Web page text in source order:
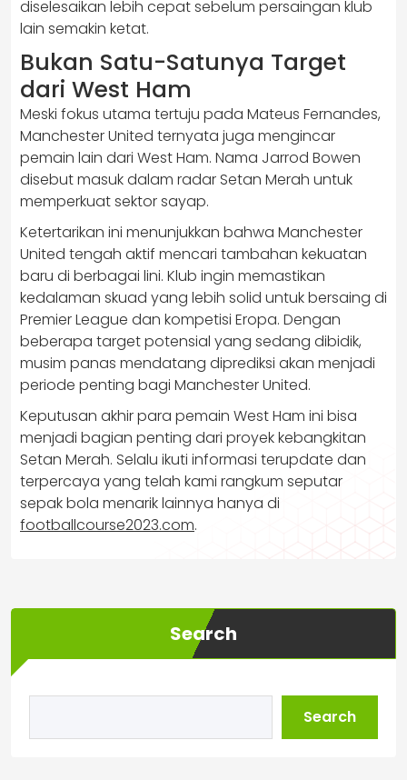
diselesaikan lebih cepat sebelum persaingan klub
lain semakin ketat.
Bukan Satu-Satunya Target
dari West Ham
Meski fokus utama tertuju pada Mateus Fernandes,
Manchester United ternyata juga mengincar
pemain lain dari West Ham. Nama Jarrod Bowen
disebut masuk dalam radar Setan Merah untuk
memperkuat sektor sayap.
Ketertarikan ini menunjukkan bahwa Manchester
United tengah aktif mencari tambahan kekuatan
baru di berbagai lini. Klub ingin memastikan
kedalaman skuad yang lebih solid untuk bersaing di
Premier League dan kompetisi Eropa. Dengan
beberapa target potensial yang sedang dibidik,
musim panas mendatang diprediksi akan menjadi
periode penting bagi Manchester United.
Keputusan akhir para pemain West Ham ini bisa
menjadi bagian penting dari proyek kebangkitan
Setan Merah. Selalu ikuti informasi terupdate dan
terpercaya yang telah kami rangkum seputar
sepak bola menarik lainnya hanya di
footballcourse2023.com.
Search
Search